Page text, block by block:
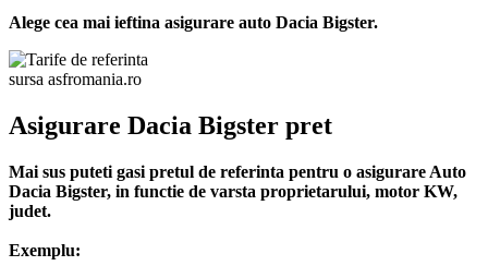
Alege cea mai ieftina asigurare auto Dacia Bigster.
sursa asfromania.ro
Asigurare Dacia Bigster pret
Mai sus puteti gasi pretul de referinta pentru o asigurare Auto
Dacia Bigster, in functie de varsta proprietarului, motor KW,
judet.
Exemplu: